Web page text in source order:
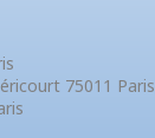
75011 Paris